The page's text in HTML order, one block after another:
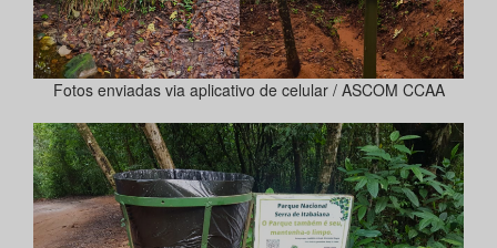
Fotos enviadas via aplicativo de celular / ASCOM CCAA